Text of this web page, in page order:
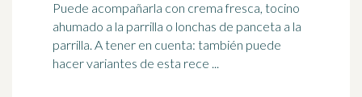
Puede acompañarla con crema fresca, tocino
ahumado a la parrilla o lonchas de panceta a la
parrilla. A tener en cuenta: también puede
hacer variantes de esta rece ...